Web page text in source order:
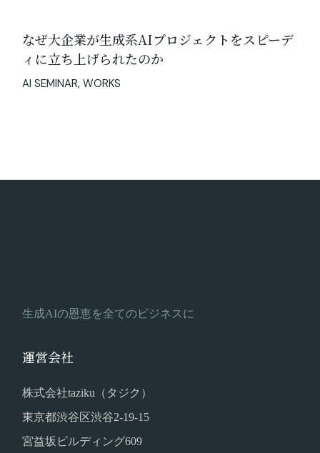
なぜ大企業が生成系AIプロジェクトをスピーデ
ィに立ち上げられたのか
AI SEMINAR WORKS
生成AIの恩恵を全てのビジネスに
運営会社
株式会社taziku（タジク）
東京都渋谷区渋谷2-19-15
宮益坂ビルディング609